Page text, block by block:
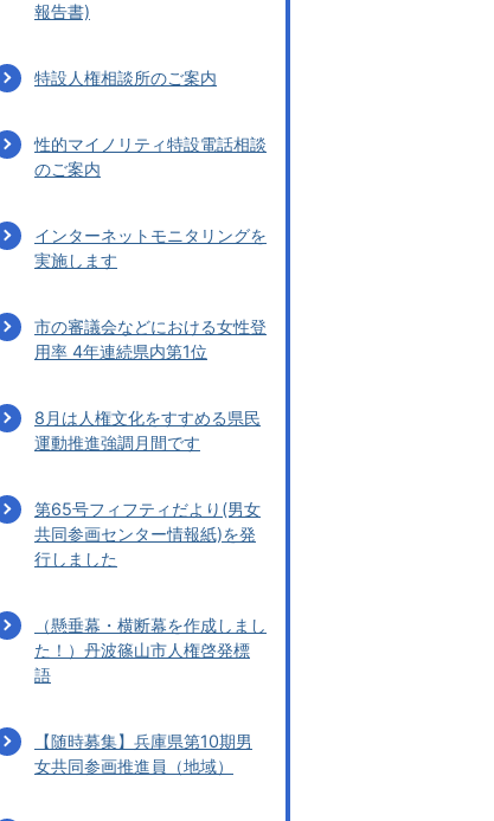
報告書)
特設人権相談所のご案内
性的マイノリティ特設電話相談
のご案内
インターネットモニタリングを
実施します
市の審議会などにおける女性登
用率 4年連続県内第1位
8月は人権文化をすすめる県民
運動推進強調月間です
第65号フィフティだより(男女
共同参画センター情報紙)を発
行しました
（懸垂幕・横断幕を作成しまし
た！）丹波篠山市人権啓発標
語
【随時募集】兵庫県第10期男
女共同参画推進員（地域）